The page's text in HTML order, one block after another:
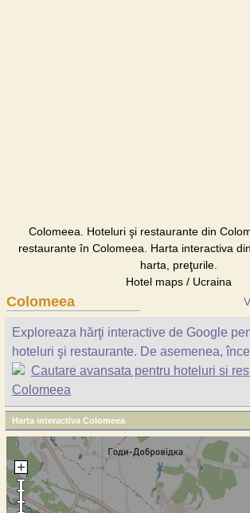
Colomeea. Hoteluri şi restaurante din
restaurante în Colomeea. Harta interactiva
harta, preţurile.
Hotel maps / Ucraina
Colomeea
Exploreaza hărţi interactive de Google
hoteluri şi restaurante. De asemenea,
Cautare avansata pentru hoteluri si
Colomeea
Harta interactiva Colomeea